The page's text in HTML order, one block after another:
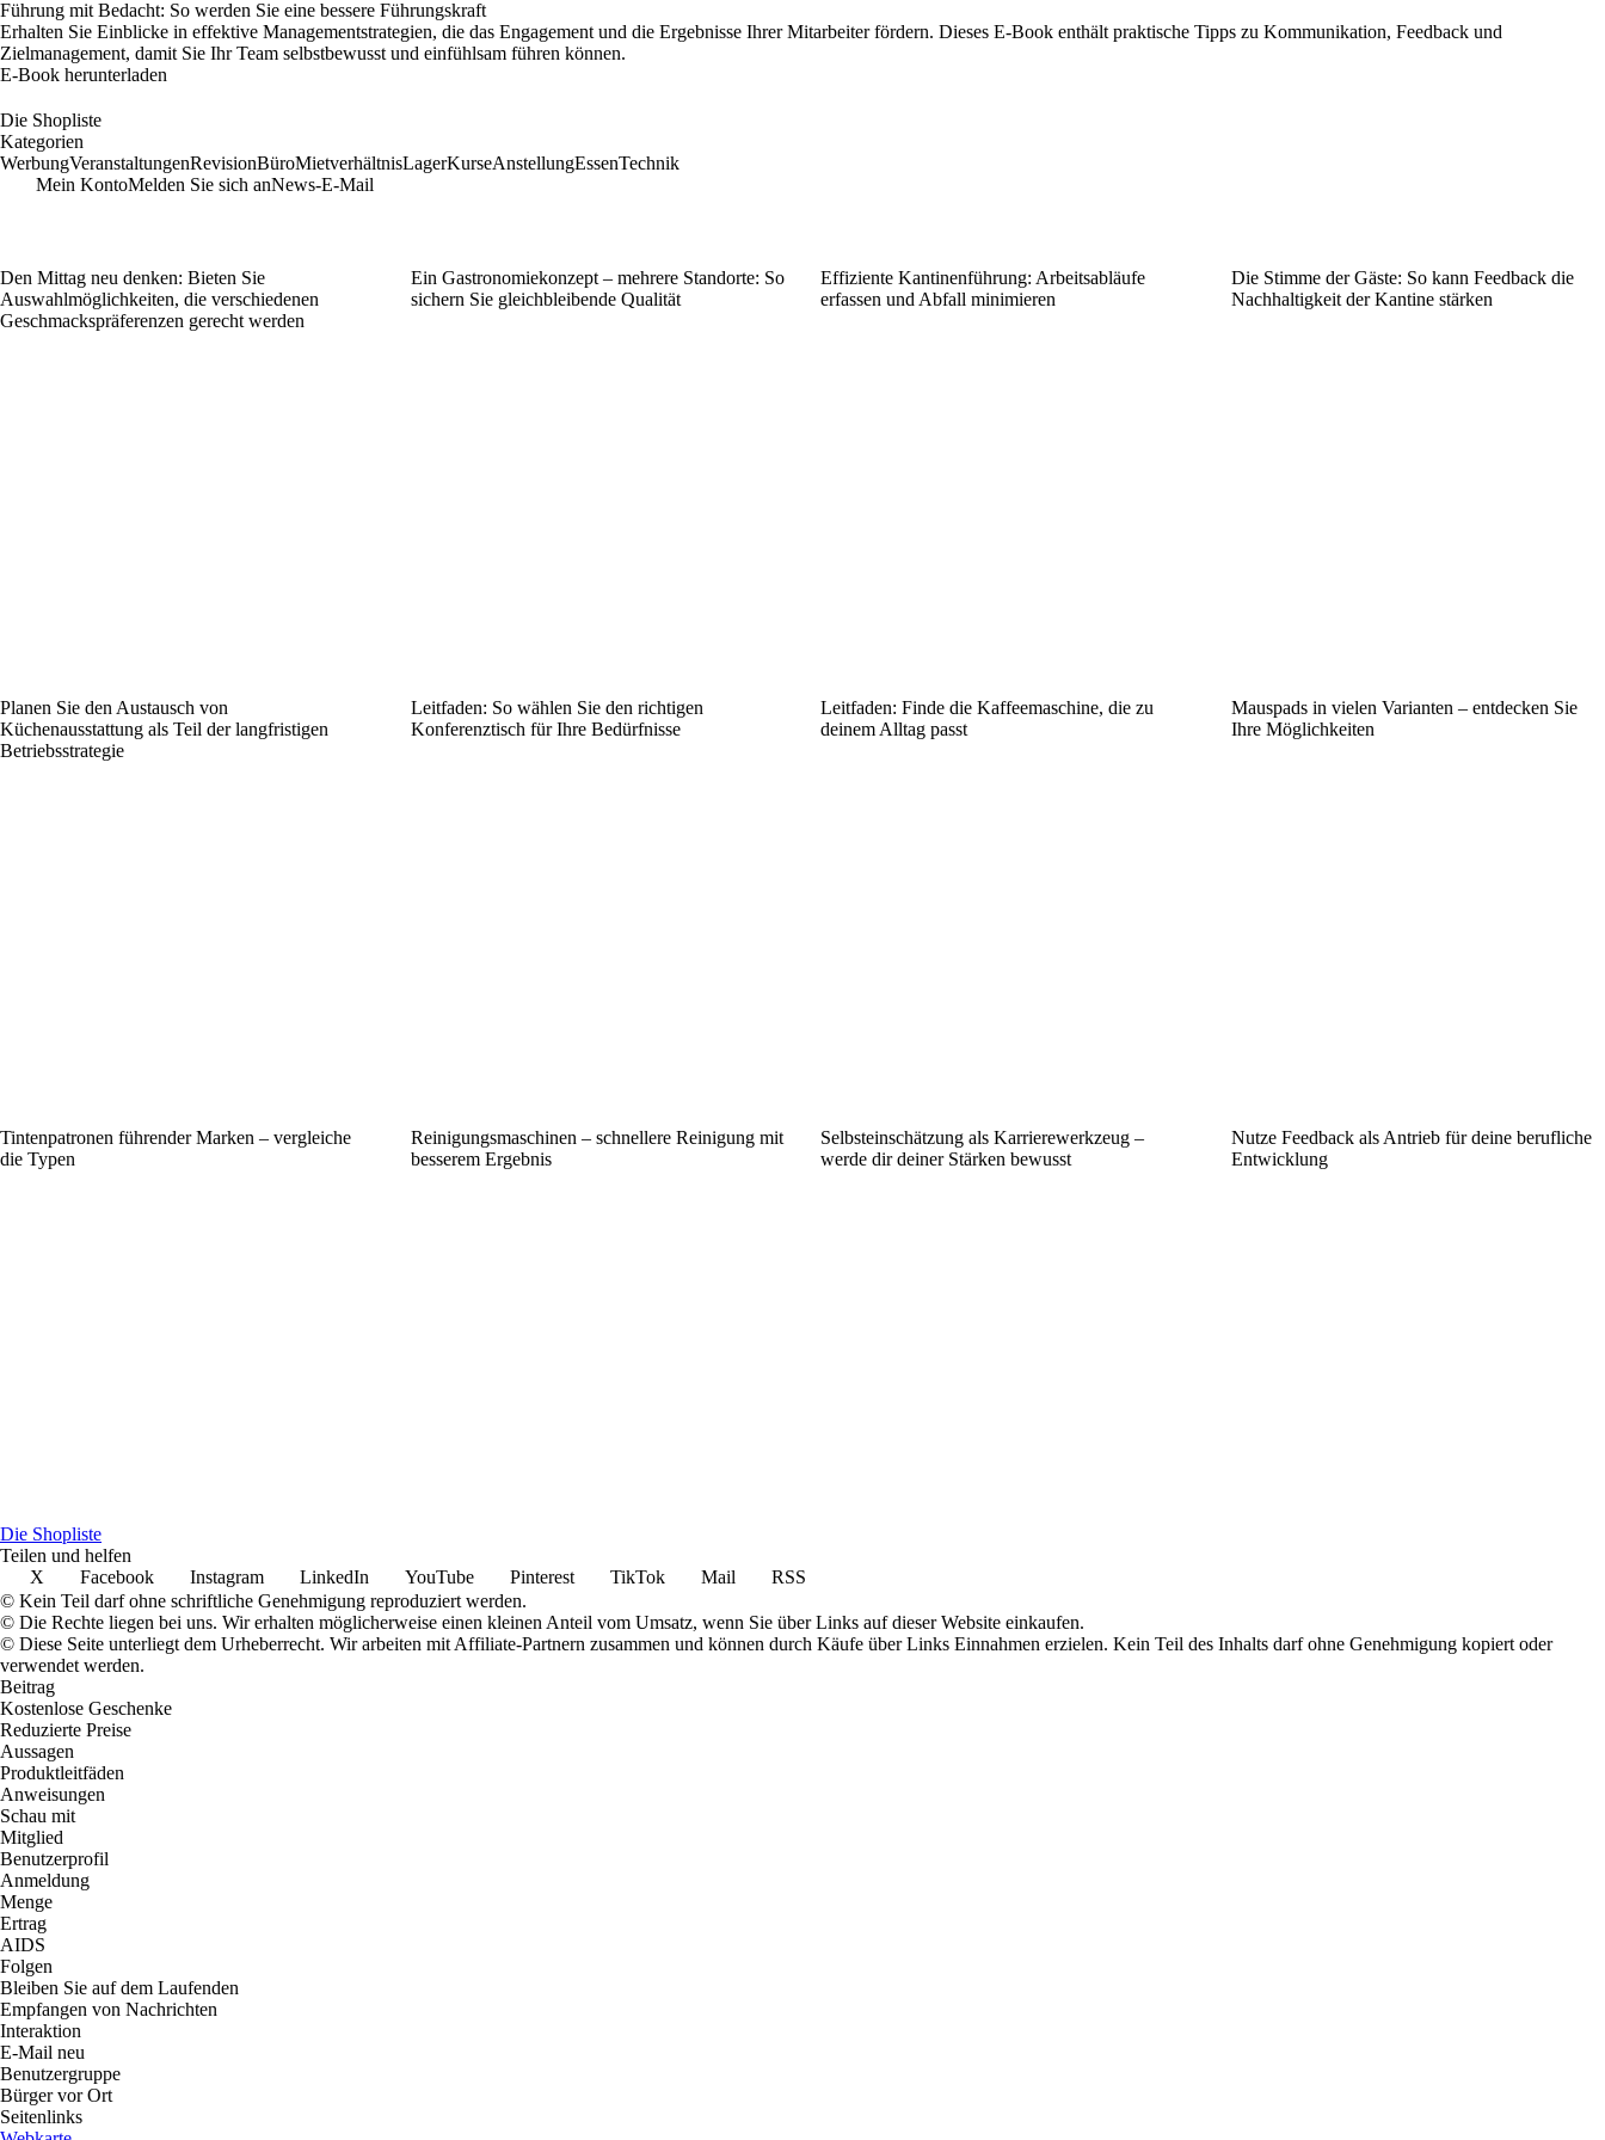
Führung mit Bedacht: So werden Sie eine bessere Führungskraft
Erhalten Sie Einblicke in effektive Managementstrategien, die das Engagement und die Ergebnisse Ihrer Mitarbeiter fördern. Dieses E-Book enthält praktische Tipps zu Kommunikation, Feedback und
Zielmanagement, damit Sie Ihr Team selbstbewusst und einfühlsam führen können.
E-Book herunterladen
Die Shopliste
Kategorien
WerbungVeranstaltungenRevisionBüroMietverhältnisLagerKurseAnstellungEssenTechnik
Mein KontoMelden Sie sich anNews-E-Mail
Den Mittag neu denken: Bieten Sie
Auswahlmöglichkeiten, die verschiedenen
Geschmackspräferenzen gerecht werden
Ein Gastronomiekonzept – mehrere Standorte: So
sichern Sie gleichbleibende Qualität
Effiziente Kantinenführung: Arbeitsabläufe
erfassen und Abfall minimieren
Die Stimme der Gäste: So kann Feedback die
Nachhaltigkeit der Kantine stärken
Planen Sie den Austausch von
Küchenausstattung als Teil der langfristigen
Betriebsstrategie
Leitfaden: So wählen Sie den richtigen
Konferenztisch für Ihre Bedürfnisse
Leitfaden: Finde die Kaffeemaschine, die zu
deinem Alltag passt
Mauspads in vielen Varianten – entdecken Sie
Ihre Möglichkeiten
Tintenpatronen führender Marken – vergleiche
die Typen
Reinigungsmaschinen – schnellere Reinigung mit
besserem Ergebnis
Selbsteinschätzung als Karrierewerkzeug –
werde dir deiner Stärken bewusst
Nutze Feedback als Antrieb für deine berufliche
Entwicklung
Die Shopliste
Teilen und helfen
X
Facebook Instagram LinkedIn YouTube Pinterest TikTok Mail
RSS
© Kein Teil darf ohne schriftliche Genehmigung reproduziert werden.
© Die Rechte liegen bei uns. Wir erhalten möglicherweise einen kleinen Anteil vom Umsatz, wenn Sie über Links auf dieser Website einkaufen.
© Diese Seite unterliegt dem Urheberrecht. Wir arbeiten mit Affiliate-Partnern zusammen und können durch Käufe über Links Einnahmen erzielen. Kein Teil des Inhalts darf ohne Genehmigung kopiert oder
verwendet werden.
Beitrag
Kostenlose Geschenke
Reduzierte Preise
Aussagen
Produktleitfäden
Anweisungen
Schau mit
Mitglied
Benutzerprofil
Anmeldung
Menge
Ertrag
AIDS
Folgen
Bleiben Sie auf dem Laufenden
Empfangen von Nachrichten
Interaktion
E-Mail neu
Benutzergruppe
Bürger vor Ort
Seitenlinks